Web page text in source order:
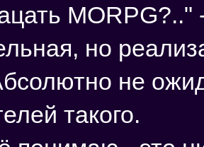
но
не
такого.